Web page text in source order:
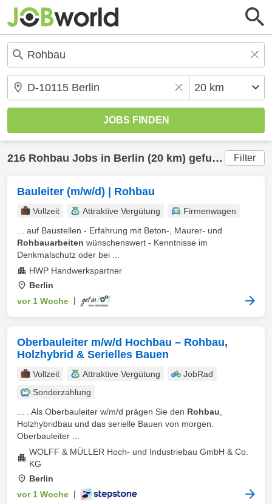
216 Rohbau Jobs in Berlin (20 km) gefunden Filter
Bauleiter (m/w/d) | Rohbau
Vollzeit Attraktive Vergütung
Firmenwagen
... auf Baustellen - Erfahrung mit Beton-, Maurer- und
Rohbauarbeiten wünschenswert - Kenntnisse im
Denkmalschutz oder bei ...
HWP Handwerkspartner
Berlin
vor 1 Woche
Oberbauleiter m/w/d Hochbau – Rohbau,
Holzhybrid & Serielles Bauen
Vollzeit Attraktive Vergütung
JobRad
Sonderzahlung
... . Als Oberbauleiter w/m/d prägen Sie den Rohbau
Holzhybridbau und das serielle Bauen von morgen.
Oberbauleiter ...
WOLFF & MÜLLER Hoch- und Industriebau GmbH & Co.
KG
Berlin
vor 1 Woche